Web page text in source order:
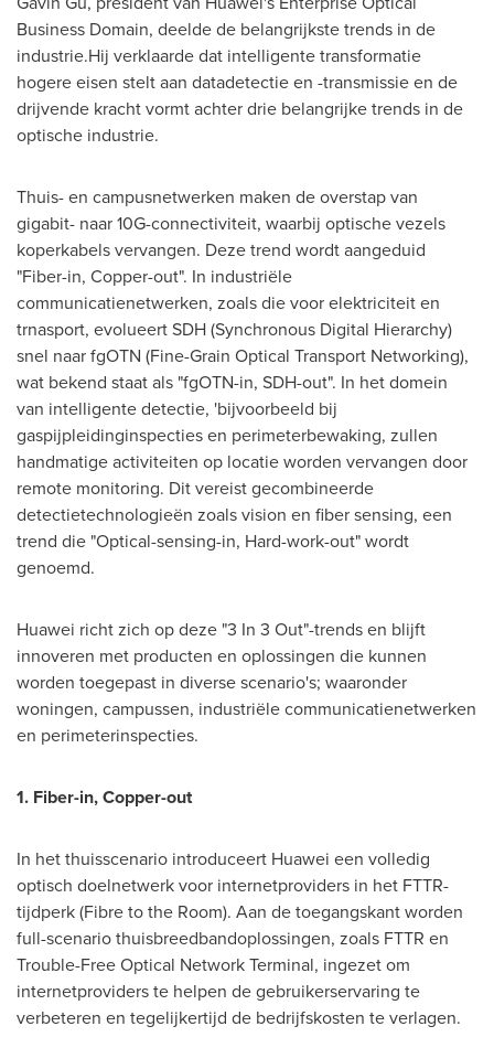
Business Domain, deelde de belangrijkste trends in de
industrie.Hij verklaarde dat intelligente transformatie
hogere eisen stelt aan datadetectie en -transmissie en de
drijvende kracht vormt achter drie belangrijke trends in de
optische industrie.
Thuis- en campusnetwerken maken de overstap van
gigabit- naar 10G-connectiviteit, waarbij optische vezels
koperkabels vervangen. Deze trend wordt aangeduid
"Fiber-in, Copper-out". In industriële
communicatienetwerken, zoals die voor elektriciteit en
trnasport, evolueert SDH (Synchronous Digital Hierarchy)
snel naar fgOTN (Fine-Grain Optical Transport Networking),
wat bekend staat als "fgOTN-in, SDH-out". In het domein
van intelligente detectie, 'bijvoorbeeld bij
gaspijpleidinginspecties en perimeterbewaking, zullen
handmatige activiteiten op locatie worden vervangen door
remote monitoring. Dit vereist gecombineerde
detectietechnologieën zoals vision en fiber sensing, een
trend die "Optical-sensing-in, Hard-work-out" wordt
genoemd.
Huawei richt zich op deze "3 In 3 Out"-trends en blijft
innoveren met producten en oplossingen die kunnen
worden toegepast in diverse scenario's; waaronder
woningen, campussen, industriële communicatienetwerken
en perimeterinspecties.
1. Fiber-in, Copper-out
In het thuisscenario introduceert Huawei een volledig
optisch doelnetwerk voor internetproviders in het FTTR-
tijdperk (Fibre to the Room). Aan detoegangskant worden
full-scenario thuisbreedbandoplossingen, zoals FTTR en
Trouble-Free Optical Network Terminal, ingezet om
internetproviders te helpen de gebruikerservaring te
verbeteren en tegelijkertijd de bedrijfskosten te verlagen.